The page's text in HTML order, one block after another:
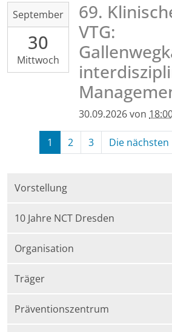
21,
Hörsaal
2026-
30T18:00:00+02:00
2026-
09-
30T20:30:00+02:00
Fetscherstr.
01307
September
30
Mittwoch
69.
VTG:
30.09.2026von
1
2 3 Die
Vorstellung
10 Jahre NCT Dresden
Organisation
Träger
Präventionszentrum